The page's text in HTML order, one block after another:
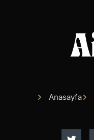
Anasayfa